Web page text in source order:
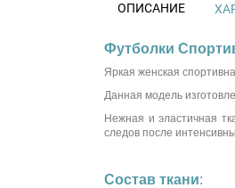
ОПИСАНИЕ
Футболки
Яркая женская
Данная модель
Нежная и эластичная
следов после
Состав ткани: